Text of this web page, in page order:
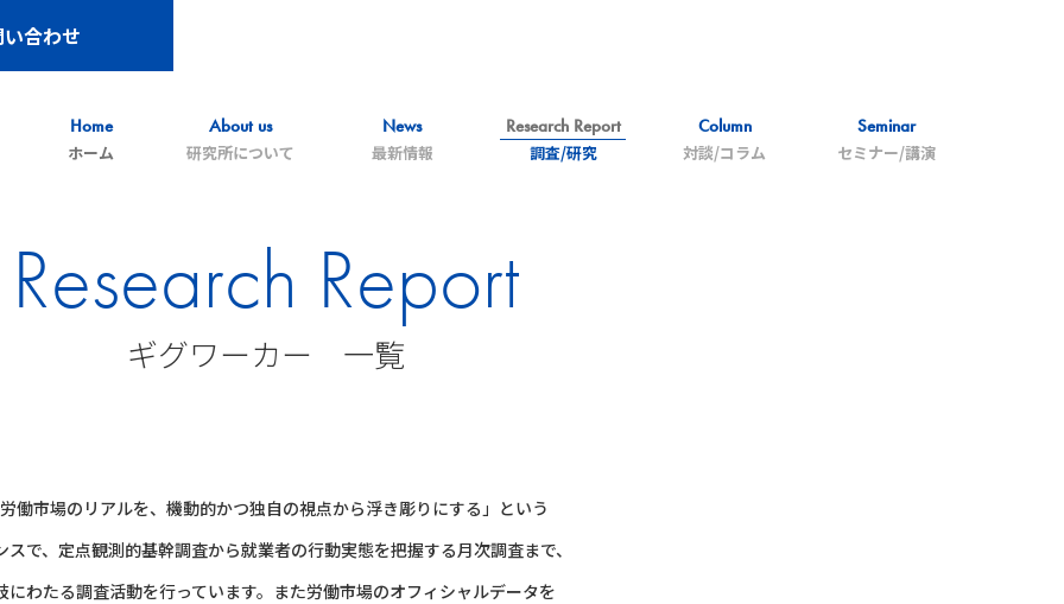
合わせ
Home
ホーム
About us
研究所について
News
最新情報
Research Report
調査/研究
Column
対談/コラム
Seminar
セミナー/講演
Research Report
ギグワーカー 一覧
働市場のリアルを、機動的かつ独自の視点から浮き彫りにする」という
スで、定点観測的基幹調査から就業者の行動実態を把握する月次調査まで、
にわたる調査活動を行っています。 また労働市場のオフィシャルデータを